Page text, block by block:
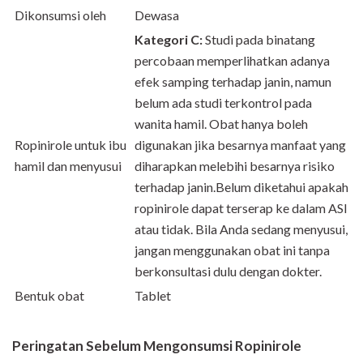
Dikonsumsi oleh
Dewasa
Ropinirole untuk ibu
hamil dan menyusui
Kategori C:Studi pada binatang
percobaan memperlihatkan adanya
efek samping terhadap janin, namun
belum ada studi terkontrol pada
wanita hamil. Obat hanya boleh
digunakan jika besarnya manfaat yang
diharapkan melebihi besarnya risiko
terhadap janin.Belum diketahui apakah
ropinirole dapat terserap ke dalam ASI
atau tidak. Bila Anda sedang menyusui,
jangan menggunakan obat ini tanpa
berkonsultasi dulu dengan dokter.
Bentuk obat
Tablet
Peringatan Sebelum Mengonsumsi Ropinirole